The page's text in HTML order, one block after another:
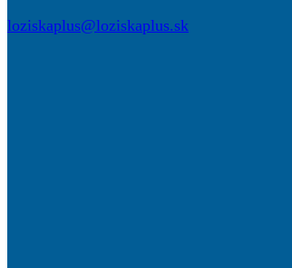
loziskaplus@loziskaplus.sk